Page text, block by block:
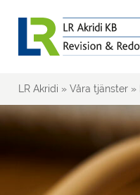
LR Akridi » Våra tjänster »